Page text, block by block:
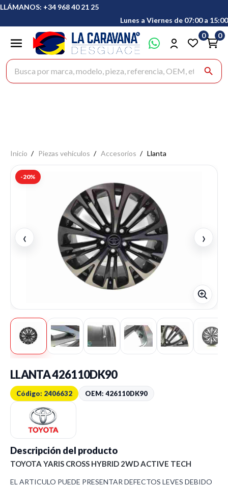
LLÁMANOS: +34 968 40 21 25
Lunes a Viernes de 07:00 a 15:00
Buscar productos
search
0 0
Inicio Piezas vehículos Accesorios Llanta
-20%
‹ ›
LLANTA 426110DK90
Código: 2406632 OEM: 426110DK90
Descripción del producto
TOYOTA YARIS CROSS HYBRID 2WD ACTIVE TECH
EL ARTICULO PUEDE PRESENTAR DEFECTOS LEVES DEBIDO